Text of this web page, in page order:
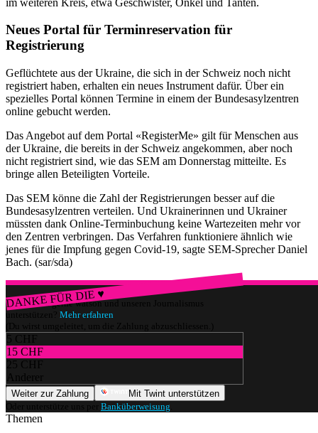
Neues Portal für Terminreservation für
Registrierung
Geflüchtete aus der Ukraine, die sich in der Schweiz noch nicht
registriert haben, erhalten ein neues Instrument dafür. Über ein
spezielles Portal können Termine in einem der Bundesasylzentren
online gebucht werden.
Das Angebot auf dem Portal «RegisterMe» gilt für Menschen aus
der Ukraine, die bereits in der Schweiz angekommen, aber noch
nicht registriert sind, wie das SEM am Donnerstag mitteilte. Es
bringe allen Beteiligten Vorteile.
Das SEM könne die Zahl der Registrierungen besser auf die
Bundesasylzentren verteilen. Und Ukrainerinnen und Ukrainer
müssten dank Online-Terminbuchung keine Wartezeiten mehr vor
den Zentren verbringen. Das Verfahren funktioniere ähnlich wie
jenes für die Impfung gegen Covid-19, sagte SEM-Sprecher Daniel
Bach. (sar/sda)
DANKE FÜR DIE ♥
Würdest du gerne watson und unseren Journalismus
unterstützen? Mehr erfahren
(Du wirst umgeleitet, um die Zahlung abzuschliessen.)
5 CHF
15 CHF
25 CHF
Anderer
Weiter zur Zahlung
Mit Twint unterstützen
Oder unterstütze uns per Banküberweisung
Themen